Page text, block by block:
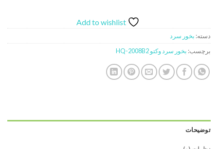
Add to wishlist
دسته: بخور سرد
برچسب: بخور سرد وکتو HQ-2008B2
توضیحات